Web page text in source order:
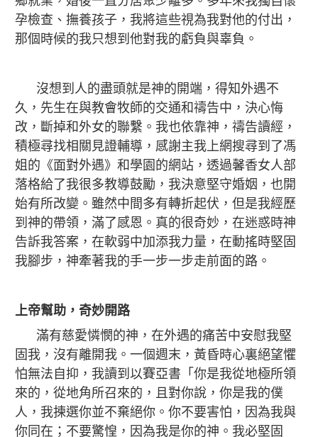
孕檢查、撫養孩子，我將這些視為我對他的付出，
那個時候的我只想到他對我的虧負與辜負。
沒想到人的盡頭就是神的開端，得知外遇不
久，先生在與教會牧師的交通和禱告中，決心悔
改，斷掉和外女的聯繫。我也依靠神，禱告讀經，
積極尋找相關見證輔導，感謝主我上網搜尋到了馮
姐的《面對外遇》和學園的網站，透過馨香女人部
落格給了我很多教導鼓勵，我決意堅守婚姻，也開
始有所改變。雖然中間多有轉折起伏，但是我經歷
到神的帶領，滿了感恩。真的很奇妙，在迷惑時神
告訴我答案，在軟弱中加添我力量，在動搖時堅固
我腳步，神牽著我的手一步一步走前面的路。
上帝幫助，奇妙開路
滿有慈愛憐憫的神，在外遇的痛苦中安慰我堅
固我，沒有離開我。一個週末，黃昏時心裏絕望懼
怕無法自抑，我讀到以賽亞書「你是我從地極所領
來的，從地角所召來的，且對你說，你是我的僕
人，我揀選你並不棄絕你。你不要害怕，因為我與
你同在；不要驚惶，因為我是你的神。我必堅固